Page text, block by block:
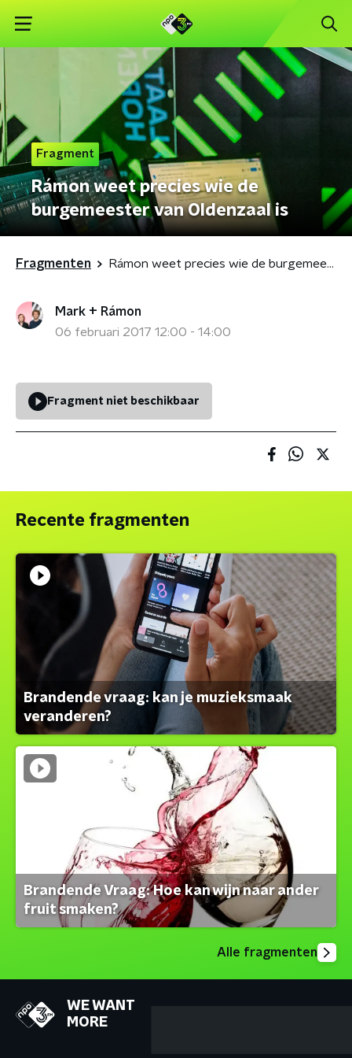
Fragment
Rámon weet precies wie de
burgemeester van Oldenzaal is
Fragmenten Rámon weet precies wie de burgemeester van Oldenzaal is
Mark + Rámon
06 februari 2017 12:00 - 14:00
Fragment niet beschikbaar
Recente fragmenten
Brandende vraag: kan je muzieksmaak
veranderen?
Brandende Vraag: Hoe kan wijn naar ander
fruit smaken?
Alle fragmenten
WE WANT
MORE